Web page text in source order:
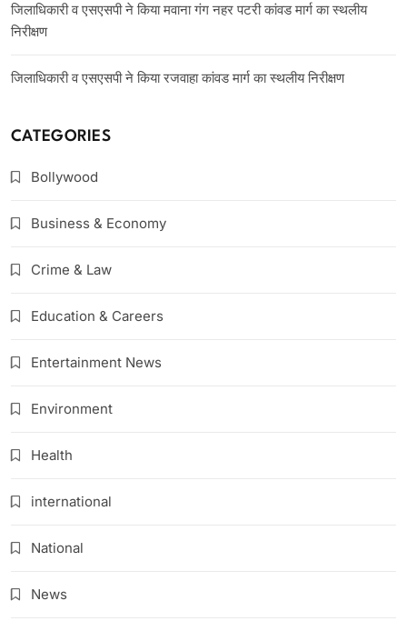
जिलाधिकारी व एसएसपी ने किया मवाना गंग नहर पटरी कांवड मार्ग का स्थलीय
निरीक्षण
जिलाधिकारी व एसएसपी ने किया रजवाहा कांवड मार्ग का स्थलीय निरीक्षण
CATEGORIES
Bollywood
Business & Economy
Crime & Law
Education & Careers
Entertainment News
Environment
Health
international
National
News